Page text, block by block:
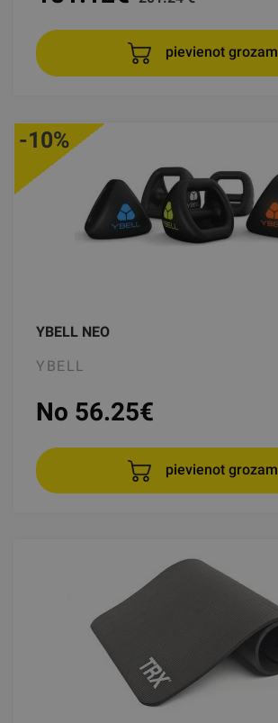
pievienot grozam
YBELL NEO
YBELL
-10%
No 56.25€
pievienot grozam